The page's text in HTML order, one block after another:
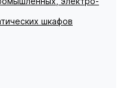
шкафов